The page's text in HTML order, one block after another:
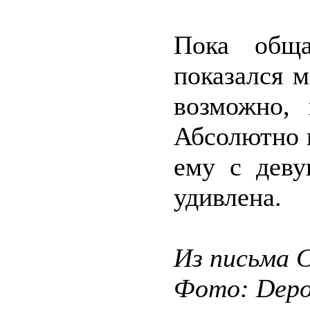
Пока
показался
возможно,
Абсолютно
ему с
удивлена.
Из письма
Фото: